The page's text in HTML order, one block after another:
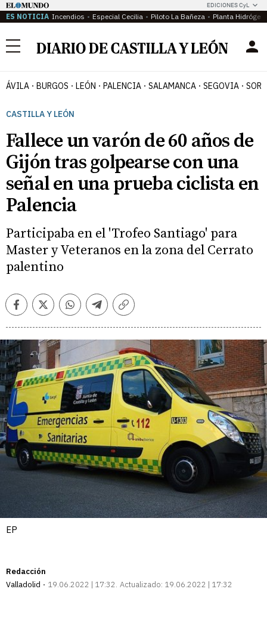
EDICIONES CyL
ES NOTICIA Incendios Especial Cecilia Piloto La Bañeza Planta
Menú
ÁVILA BURGOS LEÓN PALENCIA SALAMANCA SEGOVIA
CASTILLA Y LEÓN
Fallece un varón de 60 años de
Gijón tras golpearse con una
señal en una prueba ciclista en
Palencia
Participaba en el 'Trofeo Santiago' para
Master y Veteranos en la zona del Cerrato
palentino
FacebookTwitterWhatsappTelegramCopiar
EP
Redacción
Valladolid
19.06.2022 | 17:32 Actualizado: 19.06.2022 | 17:32